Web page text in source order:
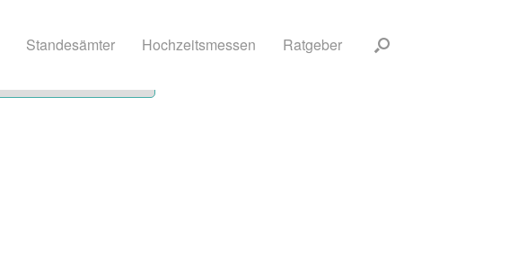
Standesämter Hochzeitsmessen Ratgeber